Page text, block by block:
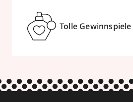
Tolle Gewinnspiele